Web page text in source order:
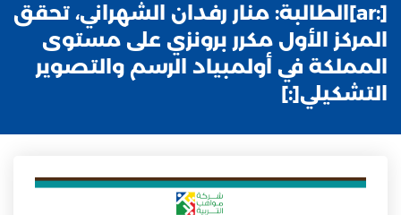
[:ar]الطالبة: منار رفدان الشهراني، تحقق
المركز الأول مكرر برونزي على مستوى
المملكة في أولمبياد الرسم والتصوير
التشكيلي[:]